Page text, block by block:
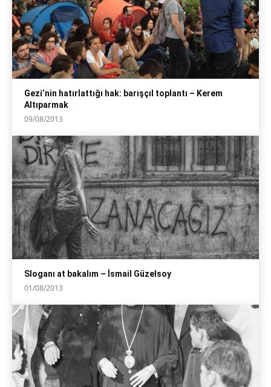
Gezi’nin hatırlattığı hak: barışçıl toplantı – Kerem
Altıparmak
09/08/2013
Sloganı at bakalım – İsmail Güzelsoy
01/08/2013